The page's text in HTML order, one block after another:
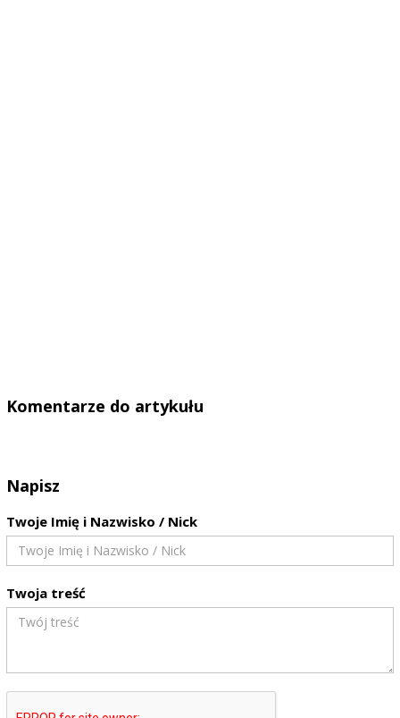
Komentarze do artykułu
Napisz
Twoje Imię i Nazwisko / Nick
Twoja treść